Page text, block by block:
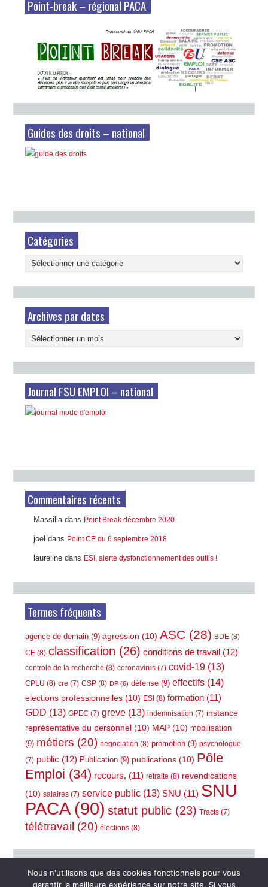
Point-break – régional PACA
Guides des droits – national
Catégories
Catégories
Archives par dates
Archives
par
dates
Journal FSU EMPLOI – national
Commentaires récents
Massilia dans Point Break décembre 2020
joel dans Point CE du 6 septembre 2018
laureline dans ESI, alerte dysfonctionnement des outils !
Termes fréquents
agence de demain (9) agression (10) ASC (28) BDE (8)
CE (8) classification (26) conditions de travail (12)
controle de la recherche (8) coronavirus (7) covid-19 (13)
CPLU (8) cre (7) CSP (8) DP (6) défense (9) effectifs (14)
elections professionnelles (10) ESI (8) formation (11)
GDD (13) GPEC (7) greve (13) indemnisation (7) instance
représentative du personnel (10) MAP (10) mobilisation
(9) métiers (20) negociation (8) promotion (9) psychologue
(7) public (12) Publication (9) publications (10) Pôle
Emploi (34) recours, (11) retraite (8) revendications
(10) salaires (7) service public (13) SNU (11) SNU
PACA(90) statut public (23) Tracts (7)
télétravail (20) élections (8)
Nous n'utilisons que des cookies fonctionnels pour vous
garantir la meilleure expérience sur notre site. Si vous